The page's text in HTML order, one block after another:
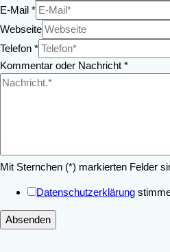
E-Mail *
Webseite
Telefon *
Kommentar oder Nachricht *
Mit Sternchen (*) markierten Felder
Datenschutzerklärung
Absenden